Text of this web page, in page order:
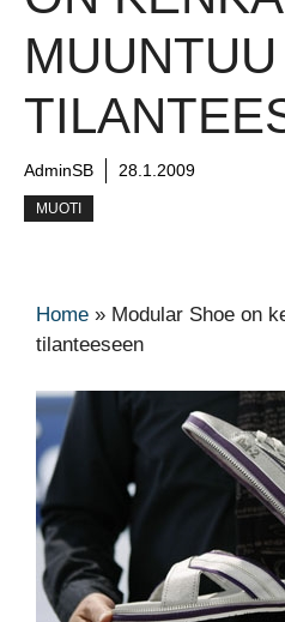
AdminSB 28.1.2009
MUOTI
Home » Modular Shoe on
tilanteeseen